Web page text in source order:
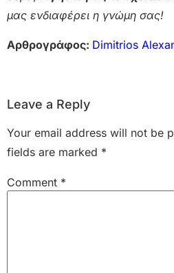
μας ενδιαφέρει η γνώμη σας!
Αρθρογράφος: Dimitrios
Leave a Reply
Your email address will not be
fields are marked *
Comment *